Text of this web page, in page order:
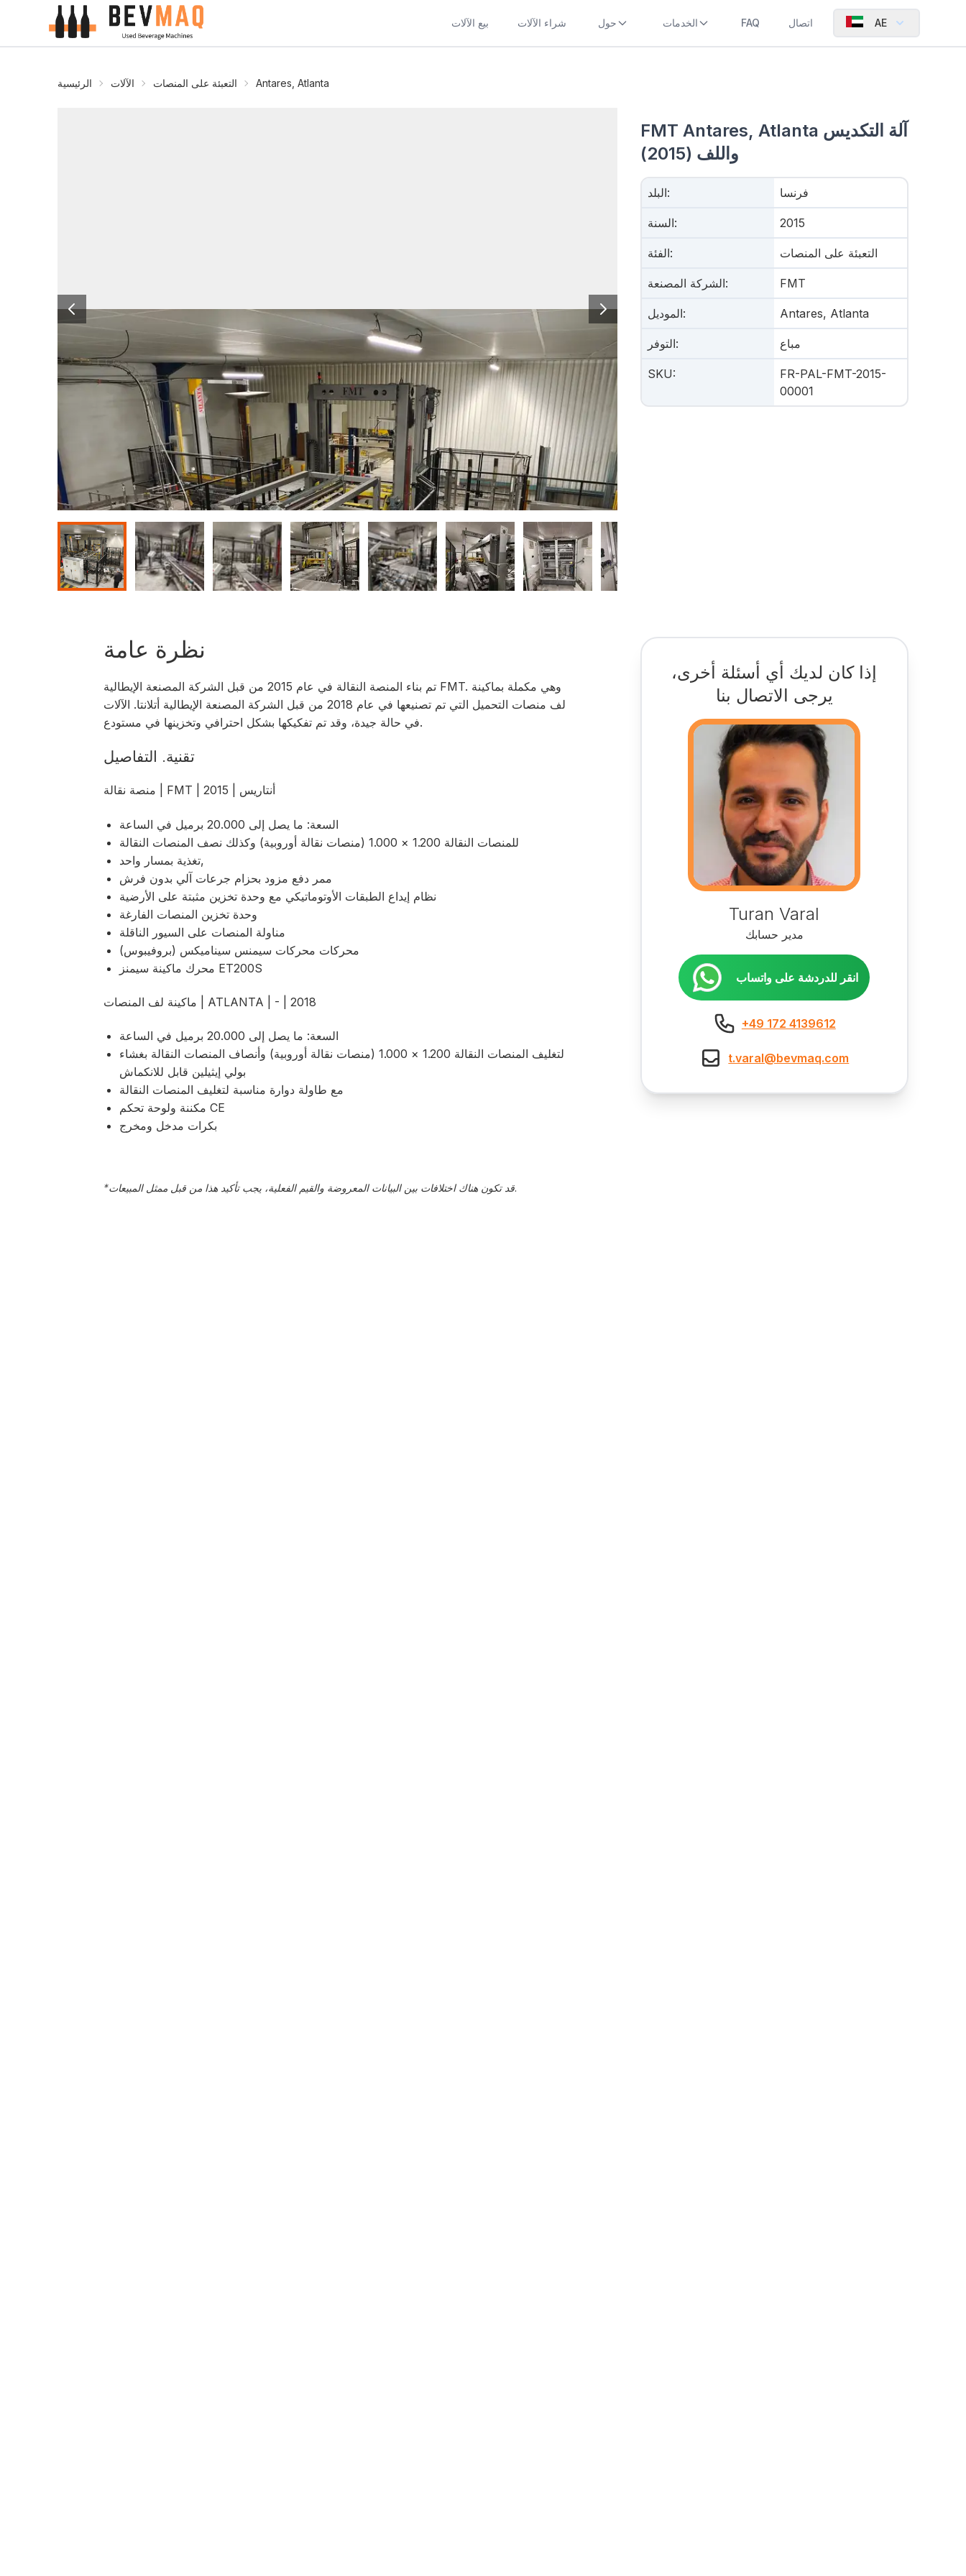
بيع الآلات شراء الآلات حول الخدمات FAQ اتصال AE
الرئيسية الآلات التعبئة على المنصات Antares, Atlanta
FMT Antares, Atlanta آلة التكديس
واللف (2015)
البلد: فرنسا
السنة: 2015
الفئة: التعبئة على المنصات
الشركة المصنعة: FMT
الموديل: Antares, Atlanta
التوفر: مباع
SKU:
FR-PAL-FMT-2015-
00001
نظرة عامة
تم بناء المنصة النقالة في عام 2015 من قبل الشركة المصنعة الإيطالية FMT. وهي مكملة بماكينة
لف منصات التحميل التي تم تصنيعها في عام 2018 من قبل الشركة المصنعة الإيطالية أتلانتا. الآلات
في حالة جيدة، وقد تم تفكيكها بشكل احترافي وتخزينها في مستودع.
تقنية. التفاصيل
منصة نقالة | FMT | أنتاريس | 2015
السعة: ما يصل إلى 20.000 برميل في الساعة
للمنصات النقالة 1.200 × 1.000 (منصات نقالة أوروبية) وكذلك نصف المنصات النقالة
تغذية بمسار واحد,
ممر دفع مزود بحزام جرعات آلي بدون فرش
نظام إيداع الطبقات الأوتوماتيكي مع وحدة تخزين مثبتة على الأرضية
وحدة تخزين المنصات الفارغة
مناولة المنصات على السيور الناقلة
محركات محركات سيمنس سيناميكس (بروفيبوس)
محرك ماكينة سيمنز ET200S
ماكينة لف المنصات | ATLANTA | - | 2018
السعة: ما يصل إلى 20.000 برميل في الساعة
لتغليف المنصات النقالة 1.200 × 1.000 (منصات نقالة أوروبية) وأنصاف المنصات النقالة بغشاء
بولي إيثيلين قابل للانكماش
مع طاولة دوارة مناسبة لتغليف المنصات النقالة
مكننة ولوحة تحكم CE
بكرات مدخل ومخرج
* قد تكون هناك اختلافات بين البيانات المعروضة والقيم الفعلية، يجب تأكيد هذا من قبل ممثل المبيعات.
إذا كان لديك أي أسئلة أخرى،
يرجى الاتصال بنا
Turan Varal
مدير حسابك
انقر للدردشة على واتساب
+49 172 4139612
t.varal@bevmaq.com